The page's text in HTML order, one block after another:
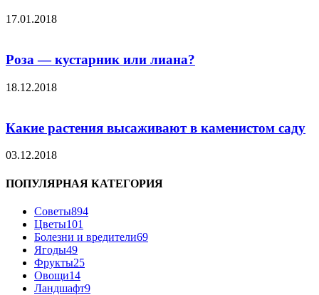
17.01.2018
Роза — кустарник или лиана?
18.12.2018
Какие растения высаживают в каменистом саду
03.12.2018
ПОПУЛЯРНАЯ КАТЕГОРИЯ
Советы894
Цветы101
Болезни и вредители69
Ягоды49
Фрукты25
Овощи14
Ландшафт9